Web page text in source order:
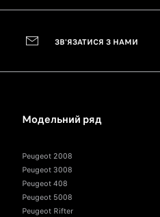
ЗВ'ЯЗАТИСЯ З НАМИ
Модельний ряд
Peugeot 2008
Peugeot 3008
Peugeot 408
Peugeot 5008
Peugeot Rifter